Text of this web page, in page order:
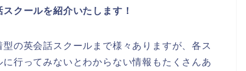
クールを紹介いたします！
の英会話スクールまで様々ありますが、各ス
行ってみないとわからない情報もたくさんあ